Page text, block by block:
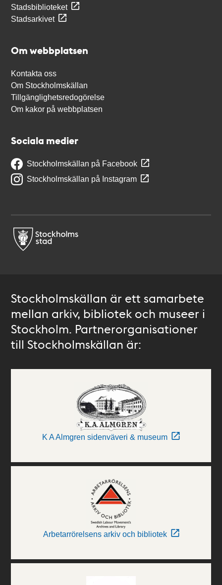
Stadsbiblioteket
Stadsarkivet
Om webbplatsen
Kontakta oss
Om Stockholmskällan
Tillgänglighetsredogörelse
Om kakor på webbplatsen
Sociala medier
Stockholmskällan på Facebook
Stockholmskällan på Instagram
Stockholmskällan är ett samarbete
mellan arkiv, bibliotek och museer i
Stockholm. Partnerorganisationer
till Stockholmskällan är:
K A Almgren sidenväveri & museum
Arbetarrörelsens arkiv och bibliotek